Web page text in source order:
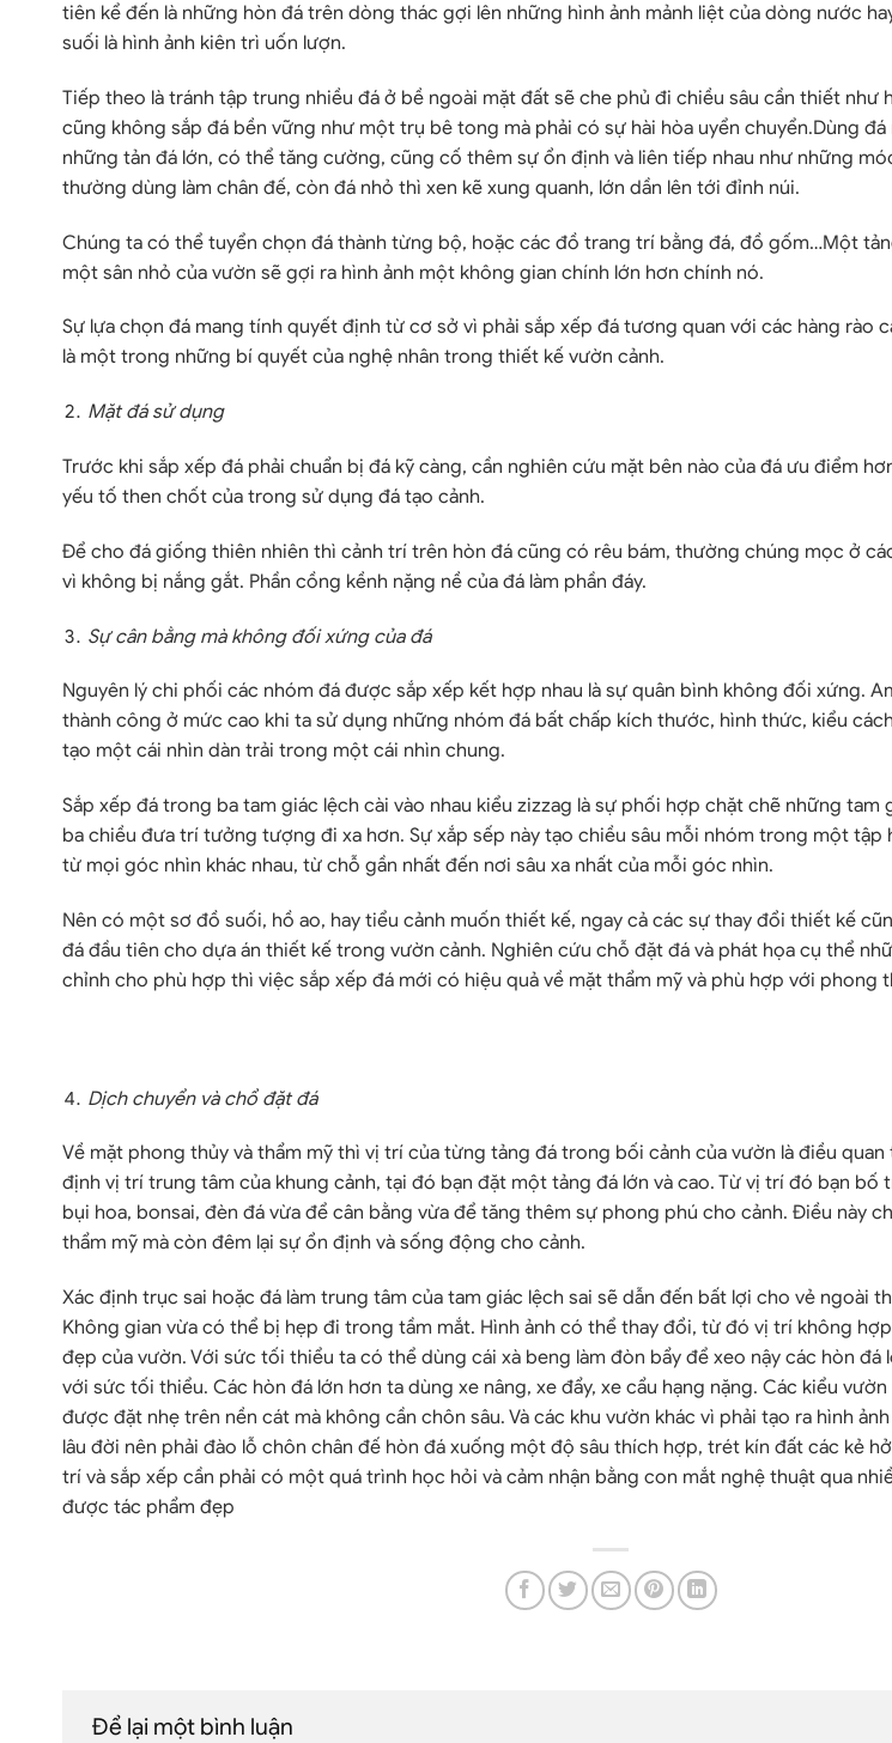
tiên kể đến là những hòn đá trên dòng thác gợi lên những hình ảnh mảnh liệt của dòng nước
suối là hình ảnh kiên trì uốn lượn.
Tiếp theo là tránh tập trung nhiều đá ở bề ngoài mặt đất sẽ che phủ đi chiều sâu cần thiết như
cũng không sắp đá bền vững như một trụ bê tong mà phải có sự hài hòa uyển chuyển.Dùng
những tản đá lớn, có thể tăng cường, cũng cố thêm sự ổn định và liên tiếp nhau như những
thường dùng làm chân đế, còn đá nhỏ thì xen kẽ xung quanh, lớn dần lên tới đỉnh núi.
Chúng ta có thể tuyển chọn đá thành từng bộ, hoặc các đồ trang trí bằng đá, đồ gốm…Một
một sân nhỏ của vườn sẽ gợi ra hình ảnh một không gian chính lớn hơn chính nó.
Sự lựa chọn đá mang tính quyết định từ cơ sở vì phải sắp xếp đá tương quan với các hàng rào
là một trong những bí quyết của nghệ nhân trong thiết kế vườn cảnh.
Mặt đá sử dụng
Trước khi sắp xếp đá phải chuẩn bị đá kỹ càng, cần nghiên cứu mặt bên nào của đá ưu điểm
yếu tố then chốt của trong sử dụng đá tạo cảnh.
Để cho đá giống thiên nhiên thì cảnh trí trên hòn đá cũng có rêu bám, thường chúng mọc ở
vì không bị nắng gắt. Phần cồng kềnh nặng nề của đá làm phần đáy.
Sự cân bằng mà không đối xứng của đá
Nguyên lý chi phối các nhóm đá được sắp xếp kết hợp nhau là sự quân bình không đối xứng.
thành công ở mức cao khi ta sử dụng những nhóm đá bất chấp kích thước, hình thức, kiểu
tạo một cái nhìn dàn trải trong một cái nhìn chung.
Sắp xếp đá trong ba tam giác lệch cài vào nhau kiểu zizzag là sự phối hợp chặt chẽ những
ba chiều đưa trí tưởng tượng đi xa hơn. Sự xắp sếp này tạo chiều sâu mỗi nhóm trong một tập
từ mọi góc nhìn khác nhau, từ chỗ gần nhất đến nơi sâu xa nhất của mỗi góc nhìn.
Nên có một sơ đồ suối, hồ ao, hay tiểu cảnh muốn thiết kế, ngay cả các sự thay đổi thiết kế
đá đầu tiên cho dựa án thiết kế trong vườn cảnh. Nghiên cứu chỗ đặt đá và phát họa cụ thể
chỉnh cho phù hợp thì việc sắp xếp đá mới có hiệu quả về mặt thẩm mỹ và phù hợp với phong
Dịch chuyển và chổ đặt đá
Về mặt phong thủy và thẩm mỹ thì vị trí của từng tảng đá trong bối cảnh của vườn là điều
định vị trí trung tâm của khung cảnh, tại đó bạn đặt một tảng đá lớn và cao. Từ vị trí đó bạn bố
bụi hoa, bonsai, đèn đá vừa để cân bằng vừa để tăng thêm sự phong phú cho cảnh. Điều này
thẩm mỹ mà còn đêm lại sự ổn định và sống động cho cảnh.
Xác định trục sai hoặc đá làm trung tâm của tam giác lệch sai sẽ dẫn đến bất lợi cho vẻ ngoài
Không gian vừa có thể bị hẹp đi trong tầm mắt. Hình ảnh có thể thay đổi, từ đó vị trí không
đẹp của vườn. Với sức tối thiểu ta có thể dùng cái xà beng làm đòn bẩy để xeo nậy các hòn
với sức tối thiểu. Các hòn đá lớn hơn ta dùng xe nâng, xe đẩy, xe cẩu hạng nặng. Các kiểu
được đặt nhẹ trên nền cát mà không cần chôn sâu. Và các khu vườn khác vì phải tạo ra hình
lâu đời nên phải đào lỗ chôn chân đế hòn đá xuống một độ sâu thích hợp, trét kín đất các kẻ
trí và sắp xếp cần phải có một quá trình học hỏi và cảm nhận bằng con mắt nghệ thuật qua
được tác phẩm đẹp
Để lại một bình luận